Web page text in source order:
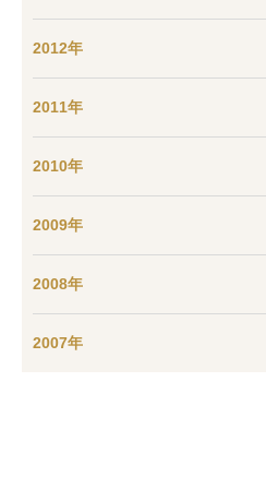
2012年
2011年
2010年
2009年
2008年
2007年